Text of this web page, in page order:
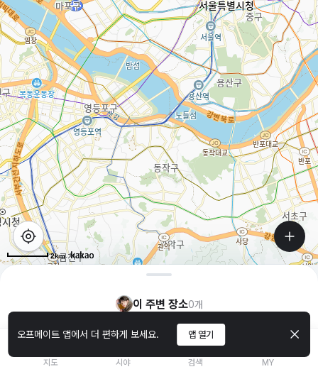
오프메이트 앱에서 더 편하게 보세요. 앱 열기
2km
이 주변 장소0개
지도 시야 검색 MY